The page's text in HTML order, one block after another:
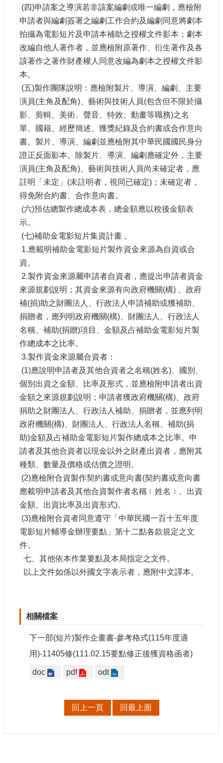
(四)申請案之導演若非該案編劇或唯一編劇，應檢附
申請者與編劇簽署之編劇工作合約及編劇同意將劇本
拍攝為電影短片及申請本補助之授權文件影本；劇本
改編自他人著作者，並應檢附原著作、衍生著作及各
該著作之著作財產權人同意改編為劇本之授權文件影
本。
(五)製作團隊說明：應檢附製片、導演、編劇、主要
演員(主角及配角) 、藝術與技術人員(包含但不限於攝
影、剪輯、美術、聲音、特效、動畫等職務)之名
單、國籍、經歷簡述、獲獎紀錄及合約書或合作意向
書。製片、導演、編劇並應檢附其中華民國國民身分
證正反面影本。除製片、導演、編劇應確定外，主要
演員(主角及配角) 、藝術與技術人員尚未確定者，應
註明「未定」 (未註明者，視同已確定) ；未確定者，
得免附合約書、合作意向書。
(六)預估總製作總成本表，總金額應以稅後金額表
示。
(七)補助金電影短片集資計畫 。
1.應載明補助金電影短片製作資金來源為自資或合
資。
2.製作資金來源屬申請者自資者，應提出申請者資金
來源規劃說明；其資金來源有向政府機關(構)
、政府
補(捐)助之財團法人、行政法人申請補助或獲補助、
捐贈者，應列明政府機關(構) 、財團法人、行政法人
名稱、補助(捐贈)項目、金額及占補助金電影短片製
作總成本之比率。
3.製作資金來源屬合資者：
(1)應說明申請者及其他合資者之名稱(姓名) 、國別、
個別出資之金額、比率及形式，並應檢附申請者出資
金額之來源規劃說明；申請者獲政府機關(構) 、政府
捐助之財團法人、行政法人補助、捐贈者，並應列明
政府機關(構) 、財團法人、行政法人名稱、補助(捐
助)金額及占補助金電影短片製作總成本之比率。申
請者及其他合資者以現金以外之財產出資者，應附其
種類、數量及價格或估價之證明。
(2)應檢附合資製作契約書或意向書(契約書或意向書
應載明申請者及其他合資製作者名稱﹝姓名﹞、出資
金額、出資比率及出資形式)。
(3)應檢附合資者同意遵守「中華民國一百十五年度
電影短片輔導金辦理要點」第十二點各款規定之文
件。
七、其他依本作業要點及本局指定之文件。
以上文件如係以外國文字表示者，應附中文譯本。
相關檔案
下一部(短片)製作企畫書-參考格式(115年度適
用)-11405修(111.02.15要點修正後獲資格函者)
doc pdf odt
回上一頁 回最上面